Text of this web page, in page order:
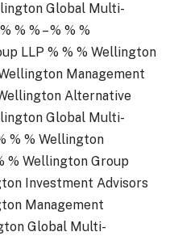
Global Multi-
% % – % % %
LLP % % % Wellington
Management
Alternative
Global Multi-
% % Wellington
% Wellington Group
Investment Advisors
Management
Global Multi-